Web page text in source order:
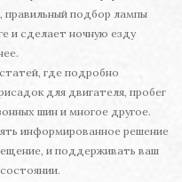
правильный подбор лампы
и сделает ночную езду
где подробно
для двигателя, пробег
шин и многое другое.
информированное решение
и поддерживать ваш